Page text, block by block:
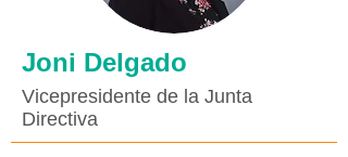
Joni Delgado
Vicepresidente de la Junta
Directiva